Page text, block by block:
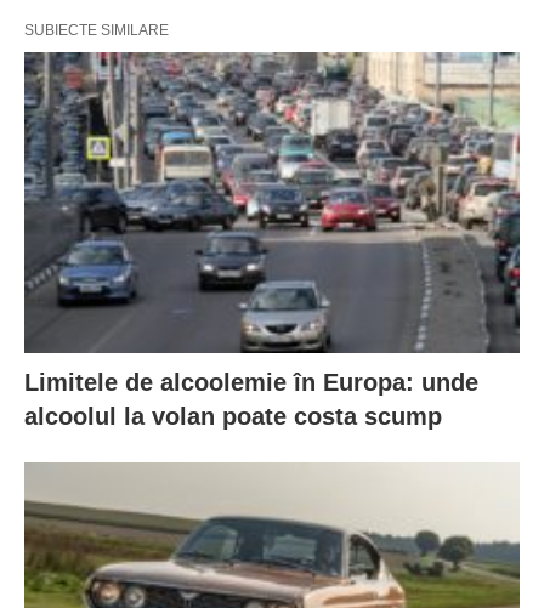
SUBIECTE SIMILARE
Limitele de alcoolemie în Europa: unde
alcoolul la volan poate costa scump